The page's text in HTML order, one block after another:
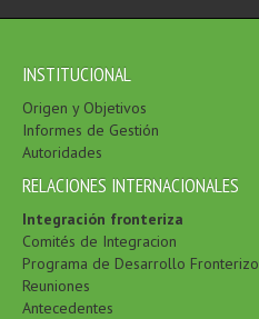
INSTITUCIONAL
Origen y Objetivos
Informes de Gestión
Autoridades
RELACIONES INTERNACIONALES
Integración fronteriza
Comités de Integracion
Programa de Desarrollo Fronterizo
Reuniones
Antecedentes